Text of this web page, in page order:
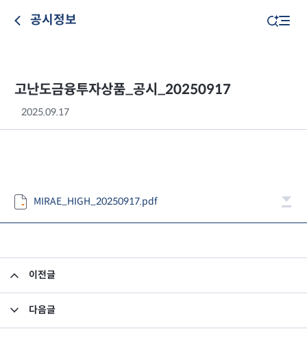
공시정보
고난도금융투자상품_공시_20250917
2025.09.17
MIRAE_HIGH_20250917.pdf
이전글
다음글